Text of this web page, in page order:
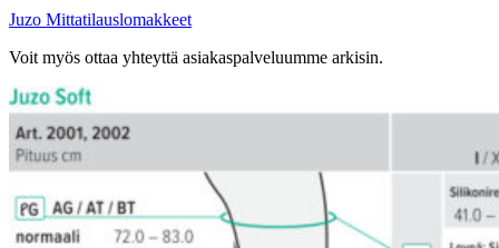
Juzo Mittatilauslomakkeet
Voit myös ottaa yhteyttä asiakaspalveluumme arkisin.